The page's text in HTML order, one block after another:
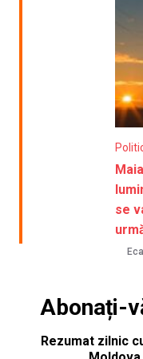
se
Abonați-
Rezumat zilnic